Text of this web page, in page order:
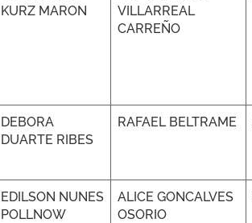
KURZ MARON
VILLARREAL
CARREÑO
DEBORA
DUARTE RIBES
RAFAEL BELTRAME
EDILSON NUNES
POLLNOW
ALICE GONCALVES
OSORIO